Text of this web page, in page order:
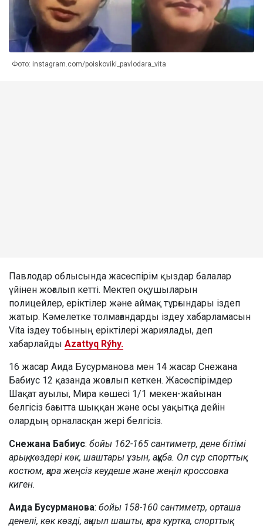
Фото: instagram.com/poiskoviki_pavlodara_vita
Павлодар облысында жасөспірім қыздар балалар
үйінен жоғалып кетті. Мектеп оқушыларын
полицейлер, еріктілер және аймақ тұрғындары іздеп
жатыр. Кәмелетке толмағандарды іздеу хабарламасын
Vita іздеу тобының еріктілері жариялады, деп
хабарлайды Azattyq Rýhy.
16 жасар Аида Бусурманова мен 14 жасар Снежана
Бабиус 12 қазанда жоғалып кеткен. Жасөспірімдер
Шақат ауылы, Мира көшесі 1/1 мекен-жайынан
белгісіз бағытта шыққан және осы уақытқа дейін
олардың орналасқан жері белгісіз.
Снежана Бабиус: бойы 162-165 сантиметр, дене бітімі
арық, көздері көк, шаштары ұзын, аққұба. Ол сұр спорттық
костюм, қара жеңсіз кеудеше және жеңіл кроссовка
киген.
Аида Бусурманова: бойы 158-160 сантиметр, орташа
денелі, көк көзді, ақшыл шашты, қара куртка, спорттық